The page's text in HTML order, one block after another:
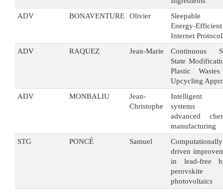
ADV
BONAVENTURE Olivier
Sleepable
Energy-Efficient
Internet
ADV
RAQUEZ Jean-Marie
Continuous
State
Plastic
Upcycling
ADV
MONBALIU
Jean-
Christophe
Intelligent
systems
advanced
manufacturing
STG
PONCÉ Samuel
Computationally
driven
in lead-free
perovskite
photovoltaics